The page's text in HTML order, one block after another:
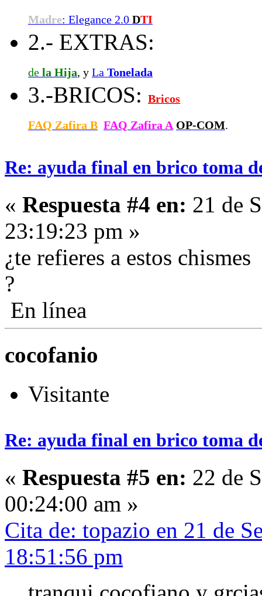
Madre: Elegance 2.0 DTI
2.- EXTRAS:
de la Hija, y La Tonelada
3.-BRICOS: Bricos
FAQ Zafira B FAQ Zafira A OP-COM.
Re: ayuda final en brico toma
« Respuesta #4 en: 21 de
23:19:23 pm »
¿te refieres a estos chismes
?
En línea
cocofanio
Visitante
Re: ayuda final en brico toma
« Respuesta #5 en: 22 de
00:24:00 am »
Cita de: topazio en 21 de
18:51:56 pm